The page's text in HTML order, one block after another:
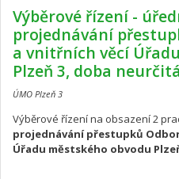
Výběrové řízení -
projednávání
a vnitřních věcí
Plzeň 3, doba neurčitá
ÚMO Plzeň 3
Výběrové řízení na obsazení 2
projednávání přestupků
Úřadu městského obvodu